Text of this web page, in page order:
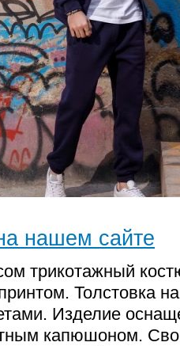
нашем сайте
трикотажный
Толстовка
Изделие
капюшоном.